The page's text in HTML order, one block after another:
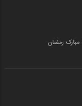
رمضان